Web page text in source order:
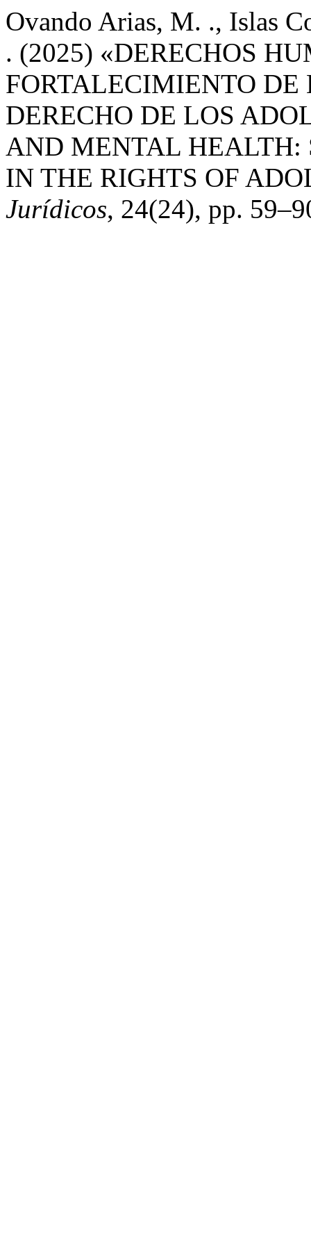
Ovando Arias, M. ., Islas
. (2025) «DERECHOS
FORTALECIMIENTO
DERECHO DE LOS
AND MENTAL HEALTH:
IN THE RIGHTS OF
Jurídicos, 24(24), pp.